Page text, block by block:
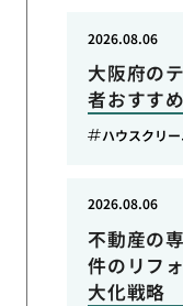
大阪府の
者おすす
2026.08.06
ハウスクリ
不動産の
件のリフ
大化戦略
2026.08.06